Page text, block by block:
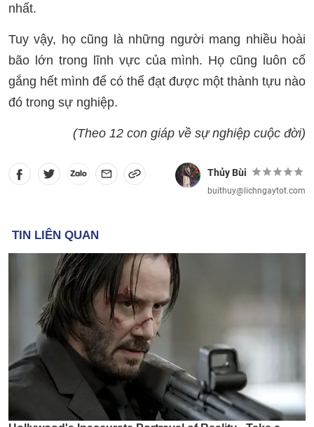
nhất.
Tuy vậy, họ cũng là những người mang nhiều hoài
bão lớn trong lĩnh vực của mình. Họ cũng luôn cố
gắng hết mình để có thể đạt được một thành tựu nào
đó trong sự nghiệp.
(Theo 12 con giáp về sự nghiệp cuộc đời)
Thủy Bùi
buithuy@lichngaytot.com